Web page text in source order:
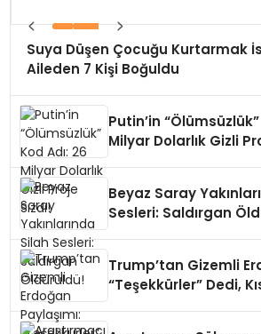
Suya Düşen Çocuğu Kurtarmak
Aileden 7 Kişi Boğuldu
Putin’in
Milyar Dolarlık Gizli
Beyaz Saray
Sesleri: Saldırgan
Trump’tan Gizemli
“Teşekkürler” Dedi,